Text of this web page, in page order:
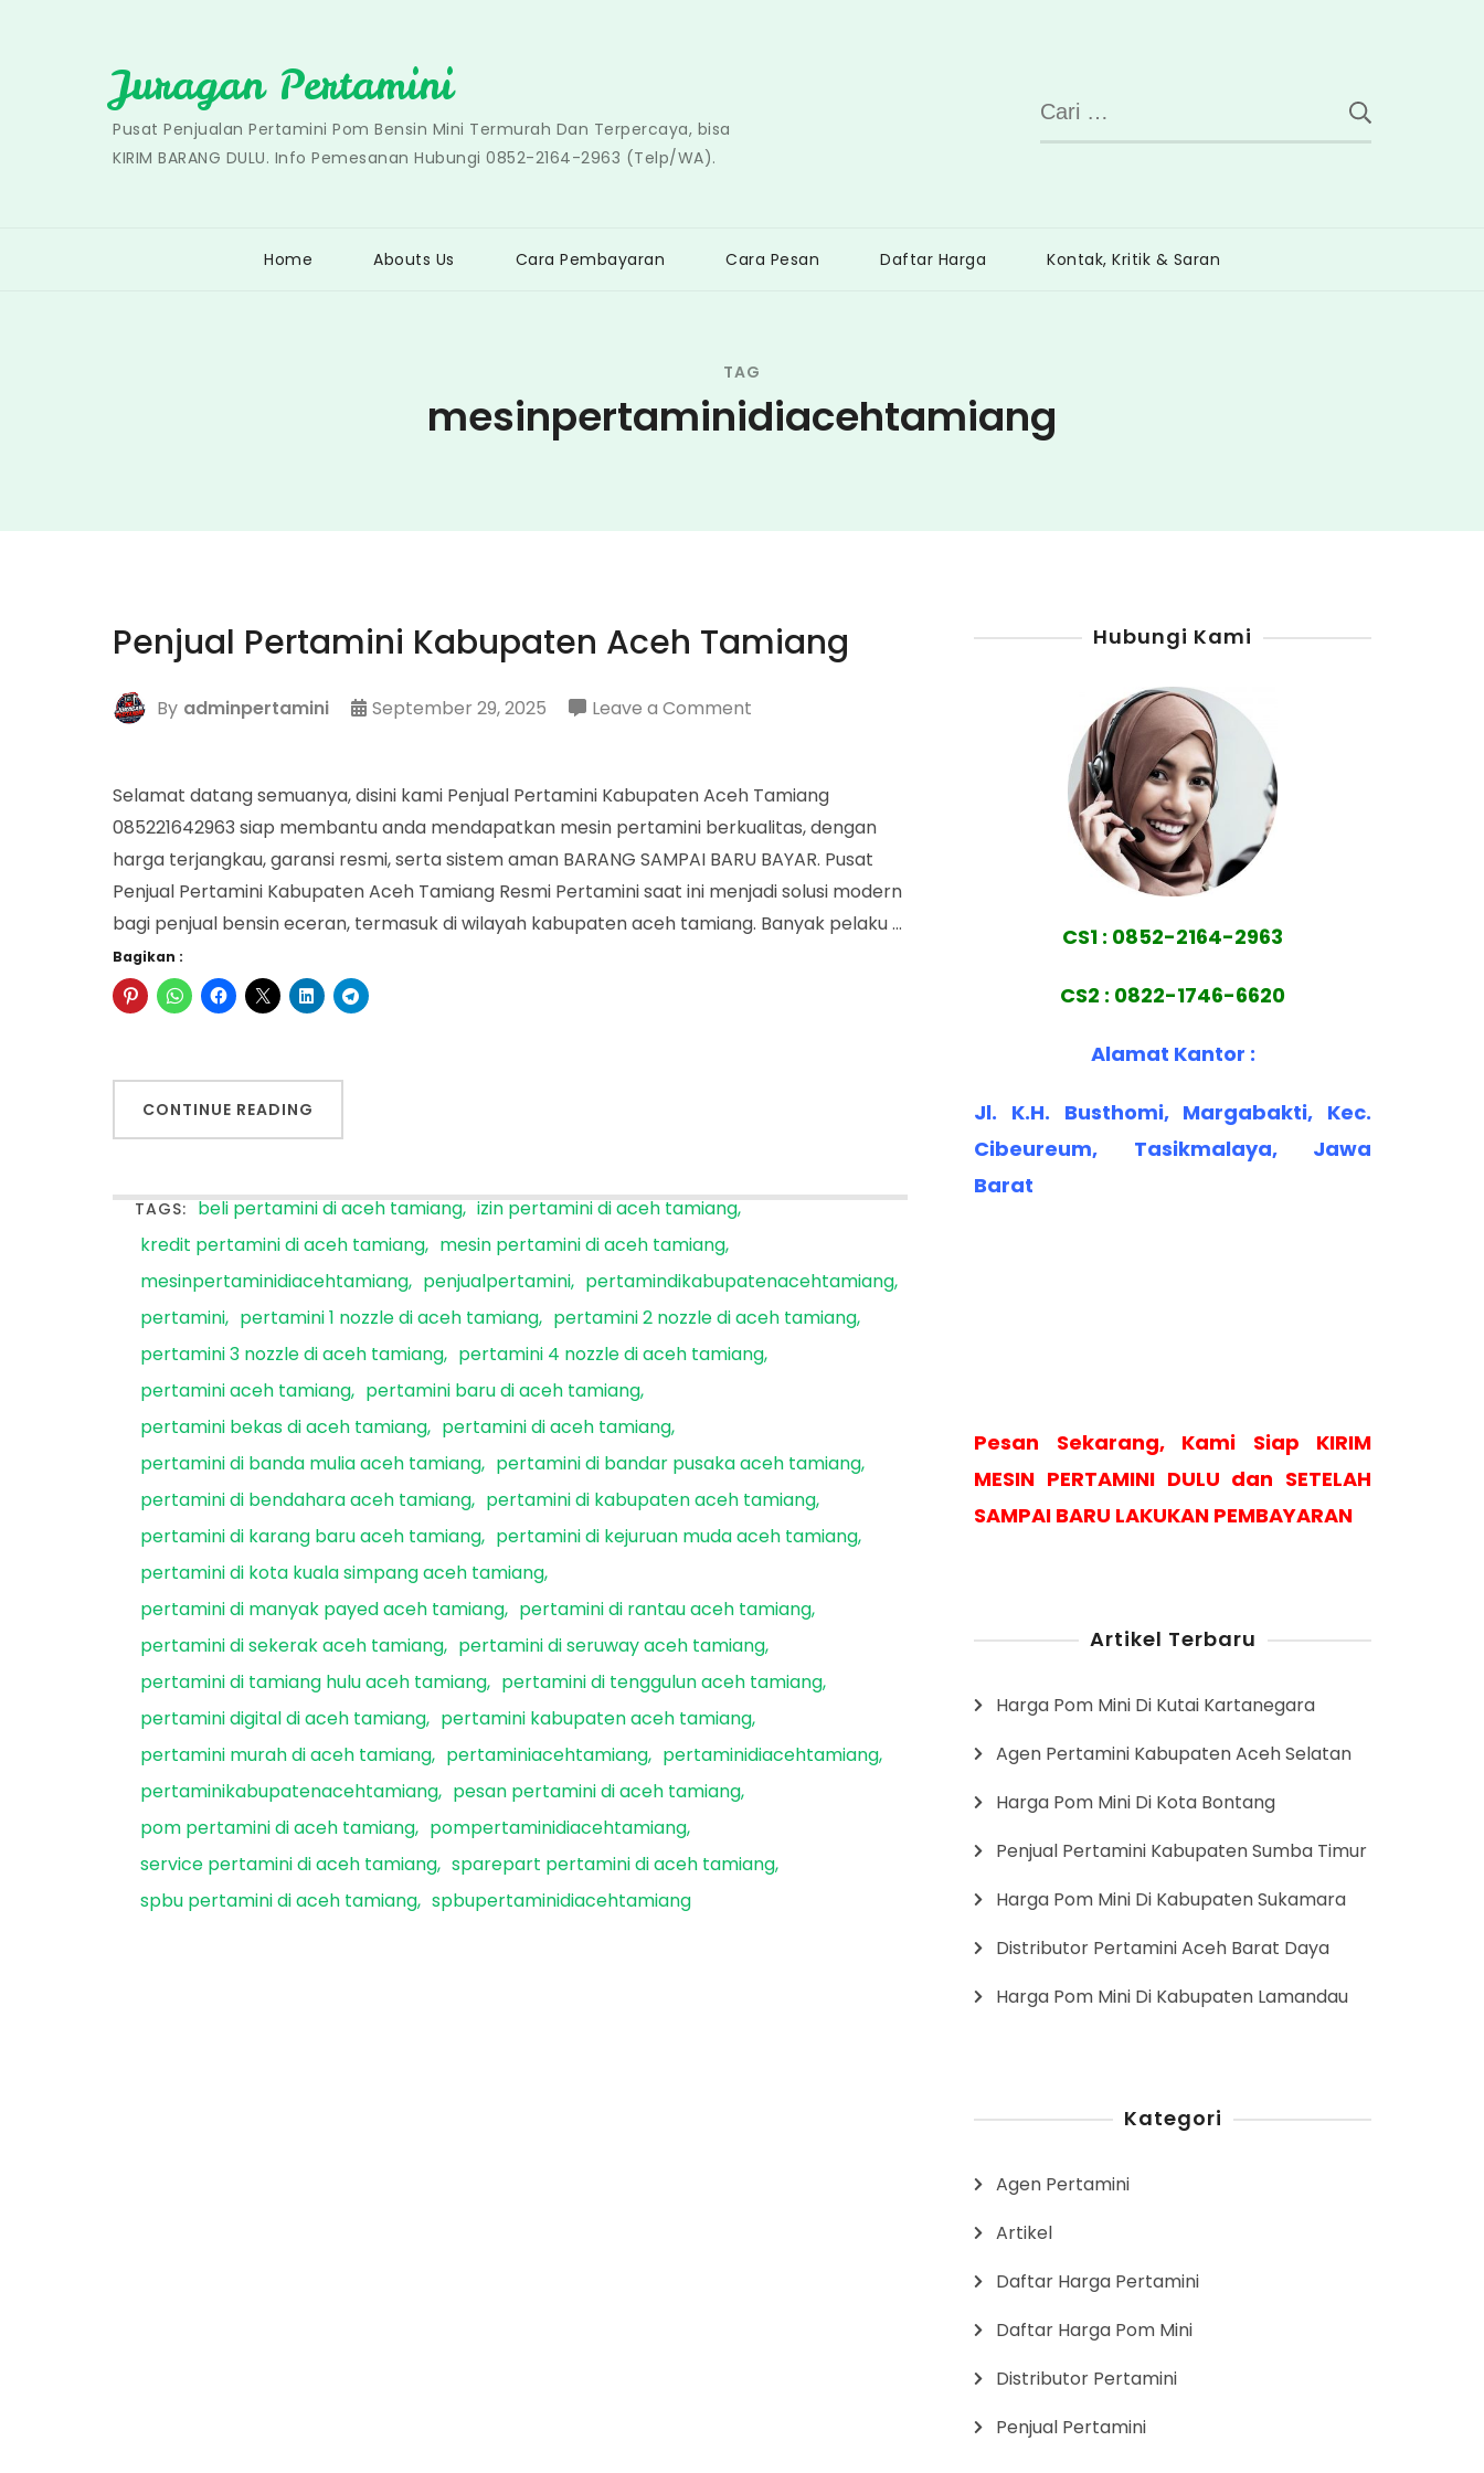
Juragan Pertamini
Pusat Penjualan Pertamini Pom Bensin Mini Termurah Dan Terpercaya, bisa
KIRIM BARANG DULU. Info Pemesanan Hubungi 0852-2164-2963 (Telp/WA).
Cari
untuk:
Home Abouts Us Cara Pembayaran Cara Pesan Daftar Harga Kontak, Kritik & Saran
TAG
mesinpertaminidiacehtamiang
Penjual Pertamini Kabupaten Aceh Tamiang
By adminpertamini September 29, 2025 Leave a Commenton
Kabupaten
Aceh
Tamiang
Selamat datang semuanya, disini kami Penjual Pertamini Kabupaten Aceh Tamiang
085221642963 siap membantu anda mendapatkan mesin pertamini berkualitas, dengan
harga terjangkau, garansi resmi, serta sistem aman BARANG SAMPAI BARU BAYAR. Pusat
Penjual Pertamini Kabupaten Aceh Tamiang Resmi Pertamini saat ini menjadi solusi modern
bagi penjual bensin eceran, termasuk di wilayah kabupaten aceh tamiang. Banyak pelaku …
Bagikan :
CONTINUE READING
TAGS: beli pertamini di aceh tamiang izin pertamini di aceh tamiang
kredit pertamini di aceh tamiang
mesin pertamini di aceh tamiang
mesinpertaminidiacehtamiang
penjualpertamini
pertamindikabupatenacehtamiang
pertamini
pertamini 1 nozzle di aceh tamiang
pertamini 2 nozzle di aceh tamiang
pertamini 3 nozzle di aceh tamiang
pertamini 4 nozzle di aceh tamiang
pertamini aceh tamiang
pertamini baru di aceh tamiang
pertamini bekas di aceh tamiang
pertamini di aceh tamiang
pertamini di banda mulia aceh tamiang
pertamini di bandar pusaka aceh tamiang
pertamini di bendahara aceh tamiang
pertamini di kabupaten aceh tamiang
pertamini di karang baru aceh tamiang
pertamini di kejuruan muda aceh tamiang
pertamini di kota kuala simpang aceh tamiang
pertamini di manyak payed aceh tamiang
pertamini di rantau aceh tamiang
pertamini di sekerak aceh tamiang
pertamini di seruway aceh tamiang
pertamini di tamiang hulu aceh tamiang
pertamini di tenggulun aceh tamiang
pertamini digital di aceh tamiang
pertamini kabupaten aceh tamiang
pertamini murah di aceh tamiang
pertaminiacehtamiang
pertaminidiacehtamiang
pertaminikabupatenacehtamiang
pesan pertamini di aceh tamiang
pom pertamini di aceh tamiang
pompertaminidiacehtamiang
service pertamini di aceh tamiang sparepart pertamini di aceh tamiang
spbu pertamini di aceh tamiang spbupertaminidiacehtamiang
Hubungi Kami
CS1 : 0852-2164-2963
CS2 : 0822-1746-6620
Alamat Kantor :
Jl. K.H. Busthomi, Margabakti, Kec.
Cibeureum, Tasikmalaya, Jawa
Barat
Pesan Sekarang, Kami Siap KIRIM
MESIN PERTAMINI DULU dan SETELAH
SAMPAI BARU LAKUKAN PEMBAYARAN
Artikel Terbaru
Harga Pom Mini Di Kutai Kartanegara
Agen Pertamini Kabupaten Aceh Selatan
Harga Pom Mini Di Kota Bontang
Penjual Pertamini Kabupaten Sumba Timur
Harga Pom Mini Di Kabupaten Sukamara
Distributor Pertamini Aceh Barat Daya
Harga Pom Mini Di Kabupaten Lamandau
Kategori
Agen Pertamini
Artikel
Daftar Harga Pertamini
Daftar Harga Pom Mini
Distributor Pertamini
Penjual Pertamini